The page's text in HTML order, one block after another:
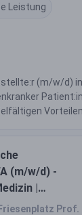
Leistung
(m/w/d)
Vorteilen.
(m/w/d) -
|
Prof.